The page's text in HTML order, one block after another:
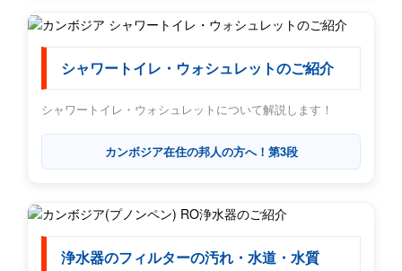
シャワートイレ・ウォシュレットのご紹介
シャワートイレ・ウォシュレットについて解説します！
カンボジア在住の邦人の方へ！第3段
浄水器のフィルターの汚れ・水道・水質